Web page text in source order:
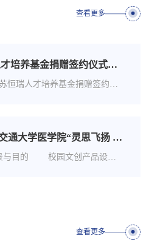
查看更多
江苏恒瑞人才培养基金捐赠签约仪式在上交医举行
9月10日，江苏恒瑞人才培养基金捐赠签约仪式在上海交通大学医学院科教楼816会议室举行。江苏恒瑞医药股...
活动 | 上海交通大学医学院“灵思飞扬 医韵华章”...
一、活动背景与目的 校园文创产品设计凝聚着学院师生的创意灵感，是交医人的智慧结晶。其无拘于...
查看更多